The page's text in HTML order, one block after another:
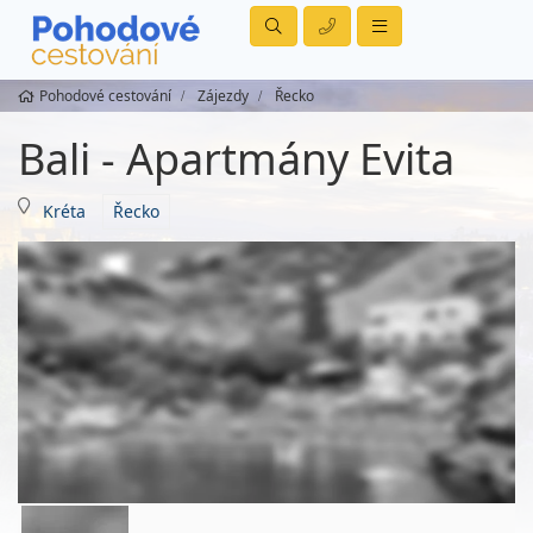
Pohodové cestování Zájezdy Řecko
Bali - Apartmány Evita
Kréta Řecko